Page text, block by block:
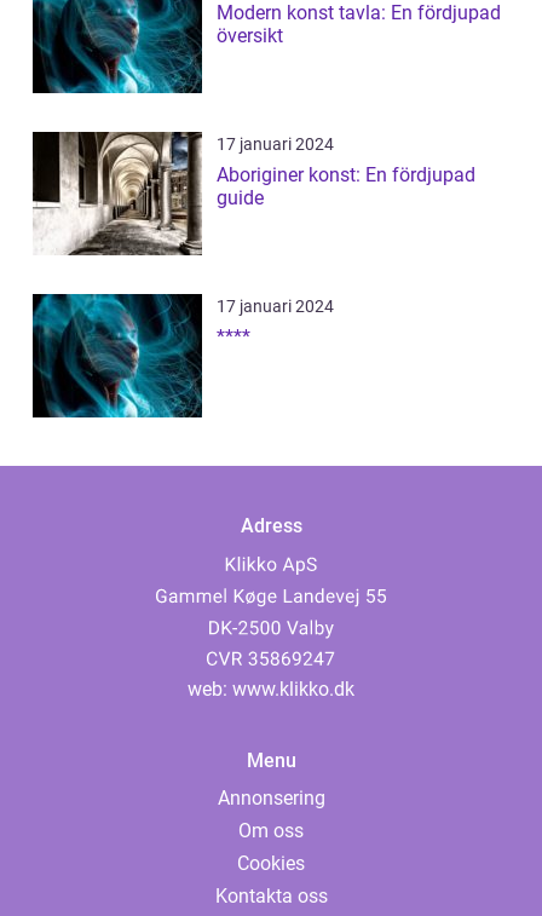
Modern konst tavla: En fördjupad
översikt
17 januari 2024
Aboriginer konst: En fördjupad
guide
17 januari 2024
****
Adress
web: www.klikko.dk
Menu
Annonsering
Om oss
Cookies
Kontakta oss